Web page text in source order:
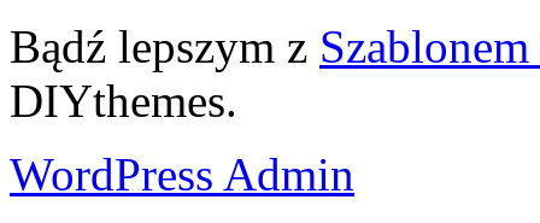
Bądź lepszym z
DIYthemes.
WordPress Admin